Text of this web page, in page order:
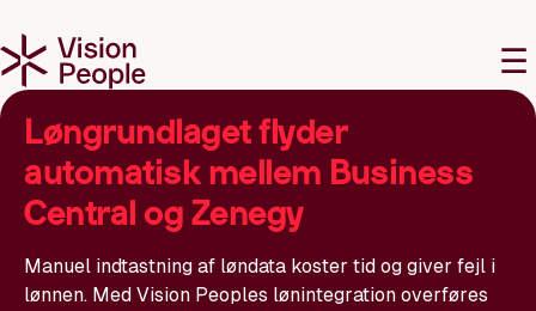
☰
Løngrundlaget flyder
automatisk mellem Business
Central og Zenegy
Manuel indtastning af løndata koster tid og giver fejl i
lønnen. Med Vision Peoples lønintegration overføres